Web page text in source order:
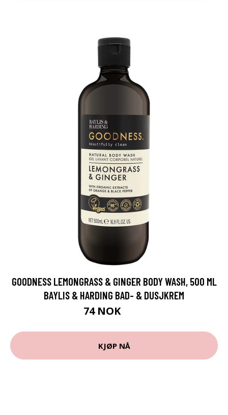
GOODNESS LEMONGRASS & GINGER BODY WASH, 500 ML
BAYLIS & HARDING BAD- & DUSJKREM
74 NOK
KJØP NÅ